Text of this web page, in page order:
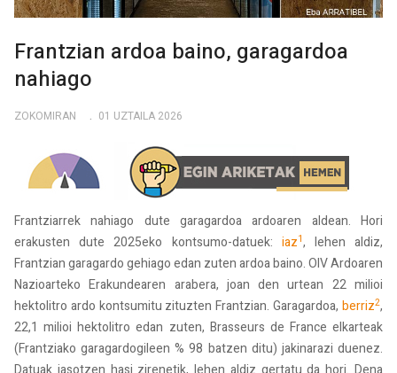
Frantzian ardoa baino, garagardoa
nahiago
ZOKOMIRAN 01 UZTAILA 2026
Frantziarrek nahiago dute garagardoa ardoaren aldean. Hori
erakusten dute 2025eko kontsumo-datuek: iaz1, lehen aldiz,
Frantzian garagardo gehiago edan zuten ardoa baino. OIV Ardoaren
Nazioarteko Erakundearen arabera, joan den urtean 22 milioi
hektolitro ardo kontsumitu zituzten Frantzian. Garagardoa, berriz2,
22,1 milioi hektolitro edan zuten, Brasseurs de France elkarteak
(Frantziako garagardogileen % 98 batzen ditu) jakinarazi duenez.